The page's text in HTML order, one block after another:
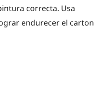
correcta. Usa
endurecer el carton